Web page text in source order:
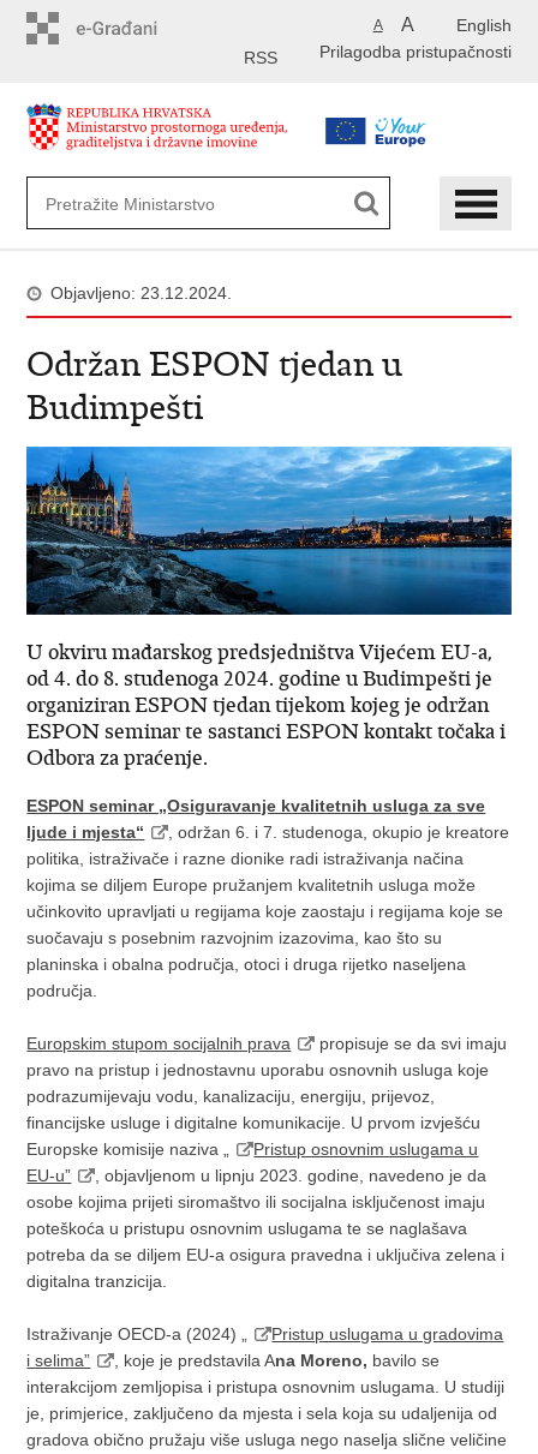
English
A A
Prilagodba pristupačnosti
RSS
Objavljeno: 23.12.2024.
Održan ESPON tjedan u
Budimpešti
U okviru mađarskog predsjedništva Vijećem EU-a,
od 4. do 8. studenoga 2024. godine u Budimpešti je
organiziran ESPON tjedan tijekom kojeg je održan
ESPON seminar te sastanci ESPON kontakt točaka i
Odbora za praćenje.
ESPON seminar „Osiguravanje kvalitetnih usluga za sve
ljude i mjesta“
, održan 6. i 7. studenoga, okupio je kreatore
politika, istraživače i razne dionike radi istraživanja načina
kojima se diljem Europe pružanjem kvalitetnih usluga može
učinkovito upravljati u regijama koje zaostaju i regijama koje se
suočavaju s posebnim razvojnim izazovima, kao što su
planinska i obalna područja, otoci i druga rijetko naseljena
područja.
Europskim stupom socijalnih prava
propisuje se da svi imaju
pravo na pristup i jednostavnu uporabu osnovnih usluga koje
podrazumijevaju vodu, kanalizaciju, energiju, prijevoz,
financijske usluge i digitalne komunikacije. U prvom izvješću
Europske komisije naziva„
Pristup osnovnim uslugama u
EU-u”
, objavljenom u lipnju 2023. godine, navedeno je da
osobe kojima prijeti siromaštvo ili socijalna isključenost imaju
poteškoća u pristupu osnovnim uslugama te se naglašava
potreba da se diljem EU-a osigura pravedna i uključiva zelena i
digitalna tranzicija.
Istraživanje OECD-a (2024)„
Pristup uslugama u gradovima
i selima”
, koje je predstavila Ana Moreno, bavilo se
interakcijom zemljopisa i pristupa osnovnim uslugama. U studiji
je, primjerice, zaključeno da mjesta i sela koja su udaljenija od
gradova obično pružaju više usluga nego naselja slične veličine